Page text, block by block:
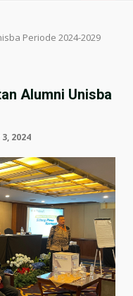
Periode 2024-2029
Alumni Unisba
2024